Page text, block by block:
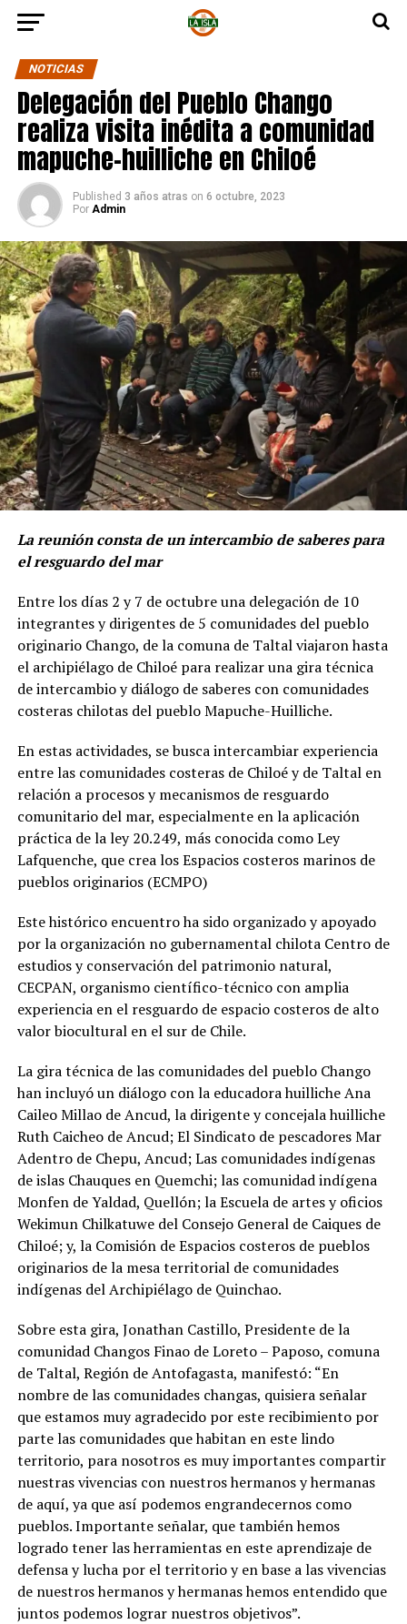
NOTICIAS
Delegación del Pueblo Chango
realiza visita inédita a comunidad
mapuche-huilliche en Chiloé
Published 3 años atras on 6 octubre, 2023
Por Admin
La reunión consta de un intercambio de saberes para
el resguardo del mar
Entre los días 2 y 7 de octubre una delegación de 10
integrantes y dirigentes de 5 comunidades del pueblo
originario Chango, de la comuna de Taltal viajaron hasta
el archipiélago de Chiloé para realizar una gira técnica
de intercambio y diálogo de saberes con comunidades
costeras chilotas del pueblo Mapuche-Huilliche.
En estas actividades, se busca intercambiar experiencia
entre las comunidades costeras de Chiloé y de Taltal en
relación a procesos y mecanismos de resguardo
comunitario del mar, especialmente en la aplicación
práctica de la ley 20.249, más conocida como Ley
Lafquenche, que crea los Espacios costeros marinos de
pueblos originarios (ECMPO)
Este histórico encuentro ha sido organizado y apoyado
por la organización no gubernamental chilota Centro de
estudios y conservación del patrimonio natural,
CECPAN, organismo científico-técnico con amplia
experiencia en el resguardo de espacio costeros de alto
valor biocultural en el sur de Chile.
La gira técnica de las comunidades del pueblo Chango
han incluyó un diálogo con la educadora huilliche Ana
Caileo Millao de Ancud, la dirigente y concejala huilliche
Ruth Caicheo de Ancud; El Sindicato de pescadores Mar
Adentro de Chepu, Ancud; Las comunidades indígenas
de islas Chauques en Quemchi; las comunidad indígena
Monfen de Yaldad, Quellón; la Escuela de artes y oficios
Wekimun Chilkatuwe del Consejo General de Caiques de
Chiloé; y, la Comisión de Espacios costeros de pueblos
originarios de la mesa territorial de comunidades
indígenas del Archipiélago de Quinchao.
Sobre esta gira, Jonathan Castillo, Presidente de la
comunidad Changos Finao de Loreto – Paposo, comuna
de Taltal, Región de Antofagasta, manifestó: “En
nombre de las comunidades changas, quisiera señalar
que estamos muy agradecido por este recibimiento por
parte las comunidades que habitan en este lindo
territorio, para nosotros es muy importantes compartir
nuestras vivencias con nuestros hermanos y hermanas
de aquí, ya que así podemos engrandecernos como
pueblos. Importante señalar, que también hemos
logrado tener las herramientas en este aprendizaje de
defensa y lucha por el territorio y en base a las vivencias
de nuestros hermanos y hermanas hemos entendido que
juntos podemos lograr nuestros objetivos”.